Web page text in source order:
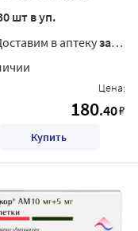
шт в уп.
в аптекузавтра
Цена:
180.40₽
Купить